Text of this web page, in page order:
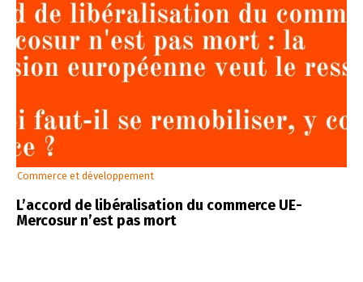
Commerce et développement
L’accord de libéralisation du commerce UE-
Mercosur n’est pas mort